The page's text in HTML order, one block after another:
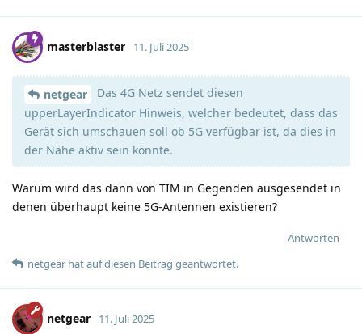
masterblaster 11. Juli 2025
netgear
Das 4G Netz sendet diesen
upperLayerIndicator Hinweis, welcher bedeutet, dass das
Gerät sich umschauen soll ob 5G verfügbar ist, da dies in
der Nähe aktiv sein könnte.
Warum wird das dann von TIM in Gegenden ausgesendet in
denen überhaupt keine 5G-Antennen existieren?
Antworten
netgear hatauf diesen Beitrag geantwortet.
netgear 11. Juli 2025